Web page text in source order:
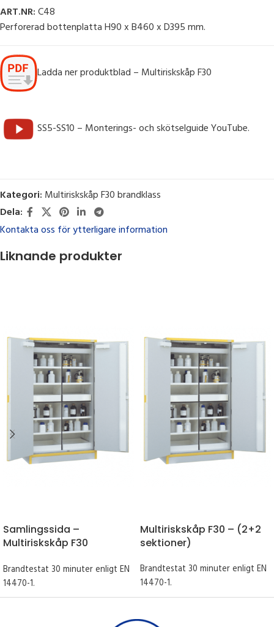
ART.NR:C48
Perforerad bottenplatta H90 x B460 x D395 mm.
Ladda ner produktblad – Multiriskskåp F30
SS5-SS10 – Monterings- och skötselguide YouTube.
Kategori: Multiriskskåp F30 brandklass
Dela:
Kontakta oss för ytterligare information
Liknande produkter
Samlingssida –
Multiriskskåp F30
Brandtestat 30 minuter enligt EN
14470-1.
Multiriskskåp F30 – (2+2
sektioner)
Brandtestat 30 minuter enligt EN
14470-1.